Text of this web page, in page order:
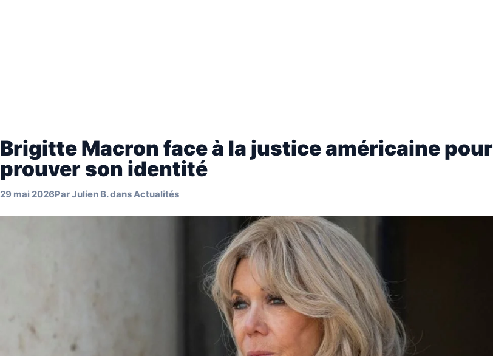
Brigitte Macron face à la justice américaine pour
prouver son identité
29 mai 2026ParJulien B.dansActualités